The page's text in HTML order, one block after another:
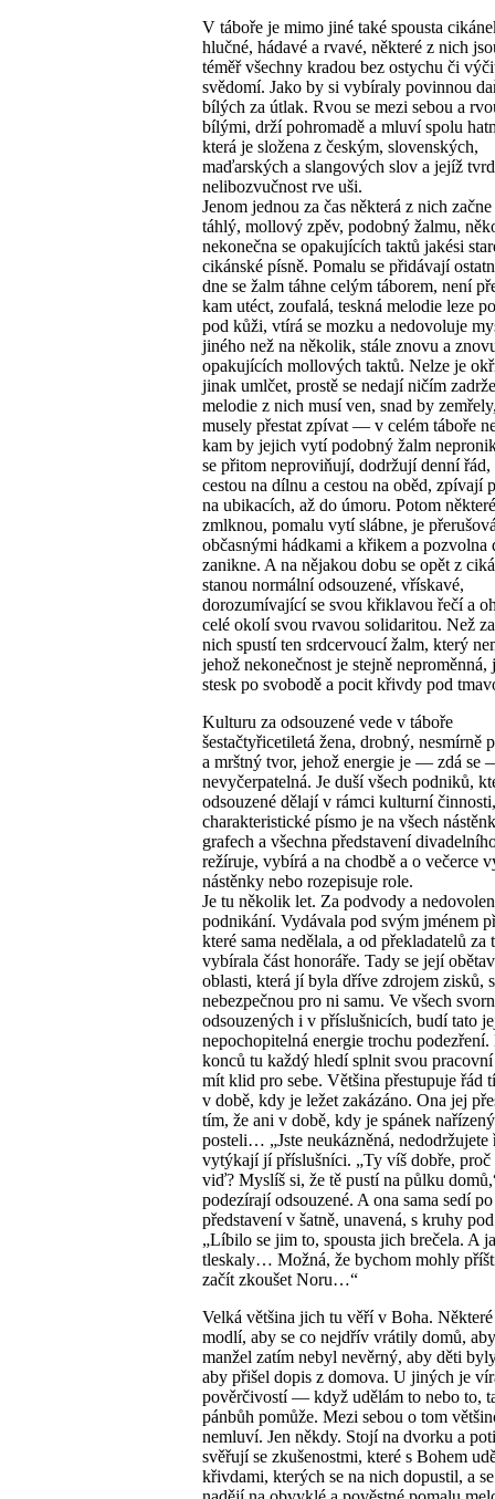
V táboře je mimo jiné také spousta
hlučné, hádavé a rvavé, některé z nich
téměř všechny kradou bez ostychu či
svědomí. Jako by si vybíraly povinnou
bílých za útlak. Rvou se mezi sebou a
bílými, drží pohromadě a mluví spolu
která je složena z českým, slovenských,
maďarských a slangových slov a jejíž
nelibozvučnost rve uši.
Jenom jednou za čas některá z nich
táhlý, mollový zpěv, podobný žalmu,
nekonečna se opakujících taktů jakési
cikánské písně. Pomalu se přidávají
dne se žalm táhne celým táborem, není
kam utéct, zoufalá, teskná melodie leze
pod kůži, vtírá se mozku a nedovoluje
jiného než na několik, stále znovu a
opakujících mollových taktů. Nelze je
jinak umlčet, prostě se nedají ničím
melodie z nich musí ven, snad by
musely přestat zpívat — v celém táboře
kam by jejich vytí podobný žalm
se přitom neproviňují, dodržují denní
cestou na dílnu a cestou na oběd, zpívají
na ubikacích, až do úmoru. Potom některé
zmlknou, pomalu vytí slábne, je
občasnými hádkami a křikem a pozvolna
zanikne. A na nějakou dobu se opět z
stanou normální odsouzené, vřískavé,
dorozumívající se svou křiklavou řečí a
celé okolí svou rvavou solidaritou. Než
nich spustí ten srdcervoucí žalm, který
jehož nekonečnost je stejně
stesk po svobodě a pocit křivdy pod
Kulturu za odsouzené vede v táboře
šestačtyřicetiletá žena, drobný, nesmírně
a mrštný tvor, jehož energie je — zdá se
nevyčerpatelná. Je duší všech podniků,
odsouzené dělají v rámci kulturní
charakteristické písmo je na všech
grafech a všechna představení
režíruje, vybírá a na chodbě a o večerce
nástěnky nebo rozepisuje role.
Je tu několik let. Za podvody a
podnikání. Vydávala pod svým jménem
které sama nedělala, a od překladatelů za
vybírala část honoráře. Tady se její
oblasti, která jí byla dříve zdrojem zisků,
nebezpečnou pro ni samu. Ve všech
odsouzených i v příslušnicích, budí tato
nepochopitelná energie trochu
konců tu každý hledí splnit svou
mít klid pro sebe. Většina přestupuje řád
v době, kdy je ležet zakázáno. Ona jej
tím, že ani v době, kdy je spánek
posteli… „Jste neukázněná, nedodržujete
vytýkají jí příslušníci. „Ty víš dobře, proč
viď? Myslíš si, že tě pustí na půlku
podezírají odsouzené. A ona sama sedí po
představení v šatně, unavená, s kruhy
„Líbilo se jim to, spousta jich brečela. A
tleskaly… Možná, že bychom mohly
začít zkoušet Noru…“
Velká většina jich tu věří v Boha. Některé
modlí, aby se co nejdřív vrátily domů,
manžel zatím nebyl nevěrný, aby děti
aby přišel dopis z domova. U jiných je
pověrčivostí — když udělám to nebo to,
pánbůh pomůže. Mezi sebou o tom
nemluví. Jen někdy. Stojí na dvorku a
svěřují se zkušenostmi, které s Bohem
křivdami, kterých se na nich dopustil, a